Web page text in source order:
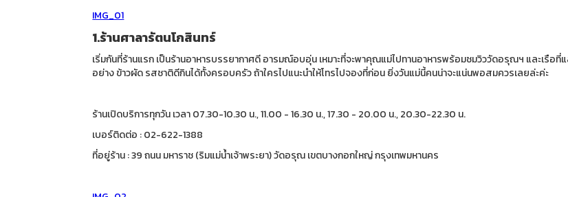
IMG_01
1.ร้านศาลารัตนโกสินทร์
เริ่มกันที่ร้านแรก เป็นร้านอาหารบรรยากาศดี อารมณ์อบอุ่น เหมาะที่จะพาคุณแม่ไปทานอาหารพร้อมชมวิววัดอรุณฯ และเรือที่แ
อย่าง ข้าวผัด รสชาติดีกินได้ทั้งครอบครัว ถ้าใครไปแนะนำให้โทรไปจองที่ก่อน ยิ่งวันแม่นี้คนน่าจะแน่นพอสมควรเลยล่ะค่ะ
ร้านเปิดบริการทุกวัน เวลา 07.30-10.30 น., 11.00 - 16.30 น., 17.30 - 20.00 น., 20.30-22.30 น.
เบอร์ติดต่อ : 02-622-1388
ที่อยู่ร้าน : 39 ถนน มหาราช (ริมแม่น้ำเจ้าพระยา) วัดอรุณ เขตบางกอกใหญ่ กรุงเทพมหานคร